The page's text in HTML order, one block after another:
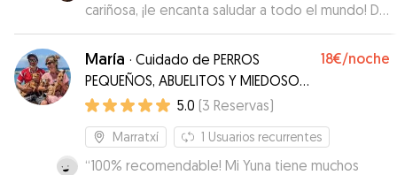
cariñosa, ¡le encanta saludar a todo el mundo! Da
gusto poder estar con animales así 🫶🏼 Me ha
encantado conocerla☺️
María · Cuidado de PERROS
PEQUEÑOS, ABUELITOS Y MIEDOSOS
en hogar con jardin.
18€/noche
5.0 (3 Reservas)
Marratxí 1 Usuarios recurrentes
“100% recomendable! Mi Yuna tiene muchos